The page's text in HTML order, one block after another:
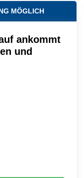
MÖGLICH
ankommt
und